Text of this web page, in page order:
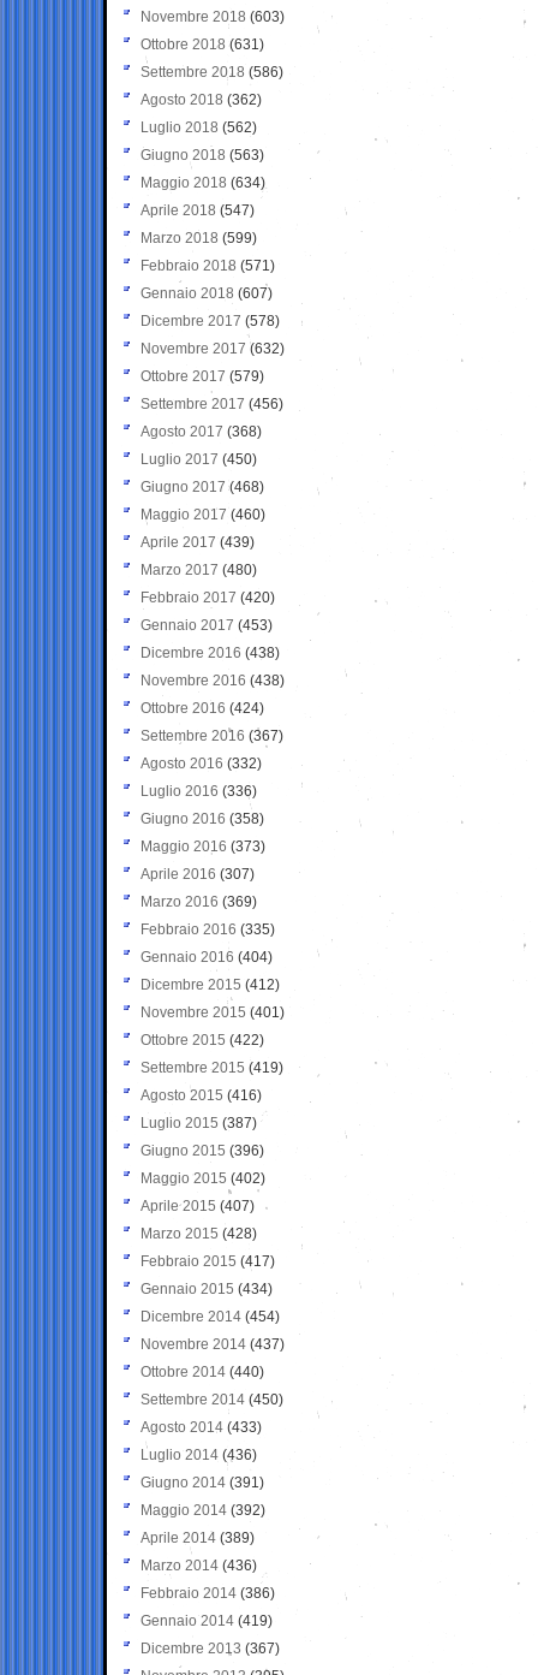
Novembre 2018 (603)
Ottobre 2018 (631)
Settembre 2018 (586)
Agosto 2018 (362)
Luglio 2018 (562)
Giugno 2018 (563)
Maggio 2018 (634)
Aprile 2018 (547)
Marzo 2018 (599)
Febbraio 2018 (571)
Gennaio 2018 (607)
Dicembre 2017 (578)
Novembre 2017 (632)
Ottobre 2017 (579)
Settembre 2017 (456)
Agosto 2017 (368)
Luglio 2017 (450)
Giugno 2017 (468)
Maggio 2017 (460)
Aprile 2017 (439)
Marzo 2017 (480)
Febbraio 2017 (420)
Gennaio 2017 (453)
Dicembre 2016 (438)
Novembre 2016 (438)
Ottobre 2016 (424)
Settembre 2016 (367)
Agosto 2016 (332)
Luglio 2016 (336)
Giugno 2016 (358)
Maggio 2016 (373)
Aprile 2016 (307)
Marzo 2016 (369)
Febbraio 2016 (335)
Gennaio 2016 (404)
Dicembre 2015 (412)
Novembre 2015 (401)
Ottobre 2015 (422)
Settembre 2015 (419)
Agosto 2015 (416)
Luglio 2015 (387)
Giugno 2015 (396)
Maggio 2015 (402)
Aprile 2015 (407)
Marzo 2015 (428)
Febbraio 2015 (417)
Gennaio 2015 (434)
Dicembre 2014 (454)
Novembre 2014 (437)
Ottobre 2014 (440)
Settembre 2014 (450)
Agosto 2014 (433)
Luglio 2014 (436)
Giugno 2014 (391)
Maggio 2014 (392)
Aprile 2014 (389)
Marzo 2014 (436)
Febbraio 2014 (386)
Gennaio 2014 (419)
Dicembre 2013 (367)